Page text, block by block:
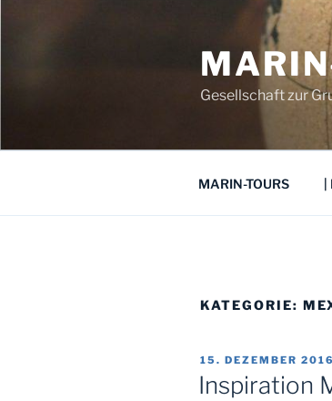
Gesellschaft zur
MARIN-TOURS |
KATEGORIE:
VERÖFFENTLICHT
AM
15. DEZEMBER 2016
Inspiration